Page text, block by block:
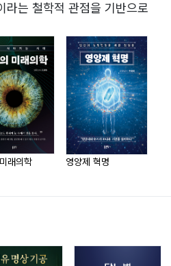
라는 철학적 관점을 기반으로
고 있다. 의료 시스템 혁신, 미
대의 건강 전략, AI 시대 의사
다룬다.
인간”이라는 신념 아래, 기술
넘어 인간의 존엄성과 삶의 가
델을 제시하고자 한다. 향후
잇는 의료 지식 플랫폼 구축
에서 연수하였다. 모교에서
는 좋은의사들안과병원 병원장
래의학 영양제 혁명